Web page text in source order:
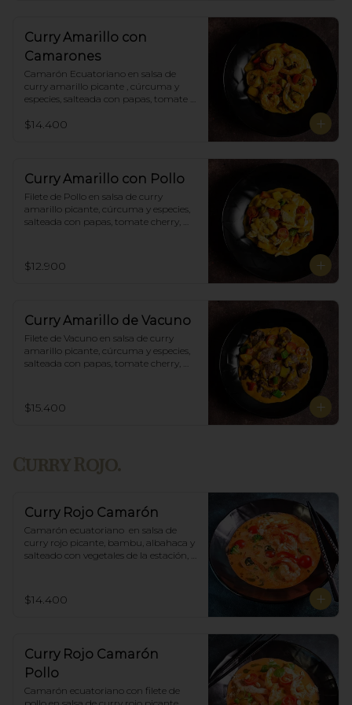
Curry Amarillo con
Camarones
Camarón Ecuatoriano en salsa de
curry amarillo picante , cúrcuma y
especies, salteada con papas, tomate
arroz blanco.
$14.400
Curry Amarillo con Pollo
Filete de Pollo en salsa de curry
amarillo picante, cúrcuma y especies,
salteada con papas, tomate cherry,
$12.900
Curry Amarillo de Vacuno
Filete de Vacuno en salsa de curry
amarillo picante, cúrcuma y especies,
salteada con papas, tomate cherry,
$15.400
Curry Rojo.
Curry Rojo Camarón
Camarón ecuatoriano  en salsa de
curry rojo picante, bambu, albahaca y
salteado con vegetales de la estación,
$14.400
Curry Rojo Camarón
Pollo
Camarón ecuatoriano con filete de